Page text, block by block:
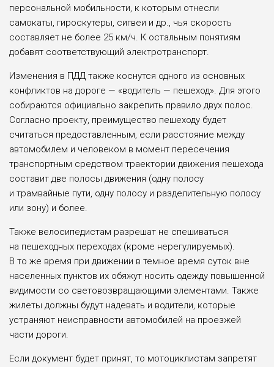
персональной мобильности, к которым отнесли
самокаты, гироскутеры, сигвеи и др., чья скорость
составляет не более 25 км/ч. К остальным понятиям
добавят соответствующий электротранспорт.
Изменения в ПДД также коснутся одного из основных
конфликтов на дороге — «водитель — пешеход». Для этого
собираются официально закрепить правило двух полос.
Согласно проекту, преимущество пешеходу будет
считаться предоставленным, если расстояние между
автомобилем и человеком в момент пересечения
транспортным средством траектории движения пешехода
составит две полосы движения (одну полосу
и трамвайные пути, одну полосу и разделительную полосу
или зону) и более.
Также велосипедистам разрешат не спешиваться
на пешеходных переходах (кроме нерегулируемых).
В то же время при движении в темное время суток вне
населенных пунктов их обяжут носить одежду повышенной
видимости со световозвращающими элементами. Также
жилеты должны будут надевать и водители, которые
устраняют неисправности автомобилей на проезжей
части дороги.
Если документ будет принят, то мотоциклистам запретят